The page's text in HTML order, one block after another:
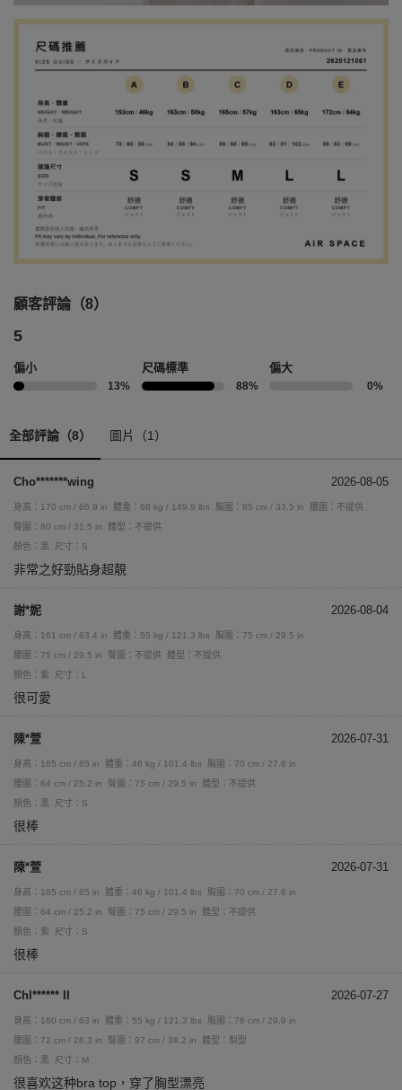
顧客評論（8）
5
偏小
13%
尺碼標準
88%
偏大
0%
全部評論（8） 圖片（1）
Cho*******wing 2026-08-05
身高：170 cm / 66.9 in 體重：68 kg / 149.9 lbs 胸圍：85 cm / 33.5 in
腰圍：不提供
臀圍：80 cm / 31.5 in
體型：不提供
顏色：黑
尺寸：S
非常之好勁貼身超靚
謝*妮 2026-08-04
身高：161 cm / 63.4 in 體重：55 kg / 121.3 lbs
胸圍：75 cm / 29.5 in
腰圍：75 cm / 29.5 in
臀圍：不提供
體型：不提供
顏色：紫
尺寸：L
很可愛
陳*萱 2026-07-31
身高：165 cm / 65 in 體重：46 kg / 101.4 lbs
胸圍：70 cm / 27.6 in
腰圍：64 cm / 25.2 in
臀圍：75 cm / 29.5 in
體型：不提供
顏色：黑
尺寸：S
很棒
陳*萱 2026-07-31
身高：165 cm / 65 in 體重：46 kg / 101.4 lbs
胸圍：70 cm / 27.6 in
腰圍：64 cm / 25.2 in
臀圍：75 cm / 29.5 in
體型：不提供
顏色：紫
尺寸：S
很棒
Chl****** II 2026-07-27
身高：160 cm / 63 in 體重：55 kg / 121.3 lbs
胸圍：76 cm / 29.9 in
腰圍：72 cm / 28.3 in
臀圍：97 cm / 38.2 in
體型：梨型
顏色：黑
尺寸：M
很喜欢这种bra top，穿了胸型漂亮